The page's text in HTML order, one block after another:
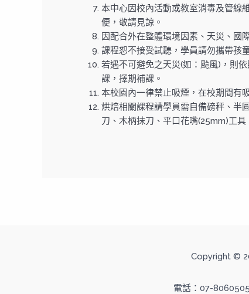
本中心因校內活動或教室消毒及管線
便，敬請見諒。
因配合外在整體環境因素、天災、國
課程恕不接受試聽，學員請勿攜帶孩
若遇不可避免之天災(如：颱風)，則
課，擇期補課。
本校園內一律禁止吸煙，在校期間有
烘焙相關課程請學員需自備磅秤、半
刀、木柄抹刀、平口花嘴(25mm)工具
Copyright ©
電話：07-